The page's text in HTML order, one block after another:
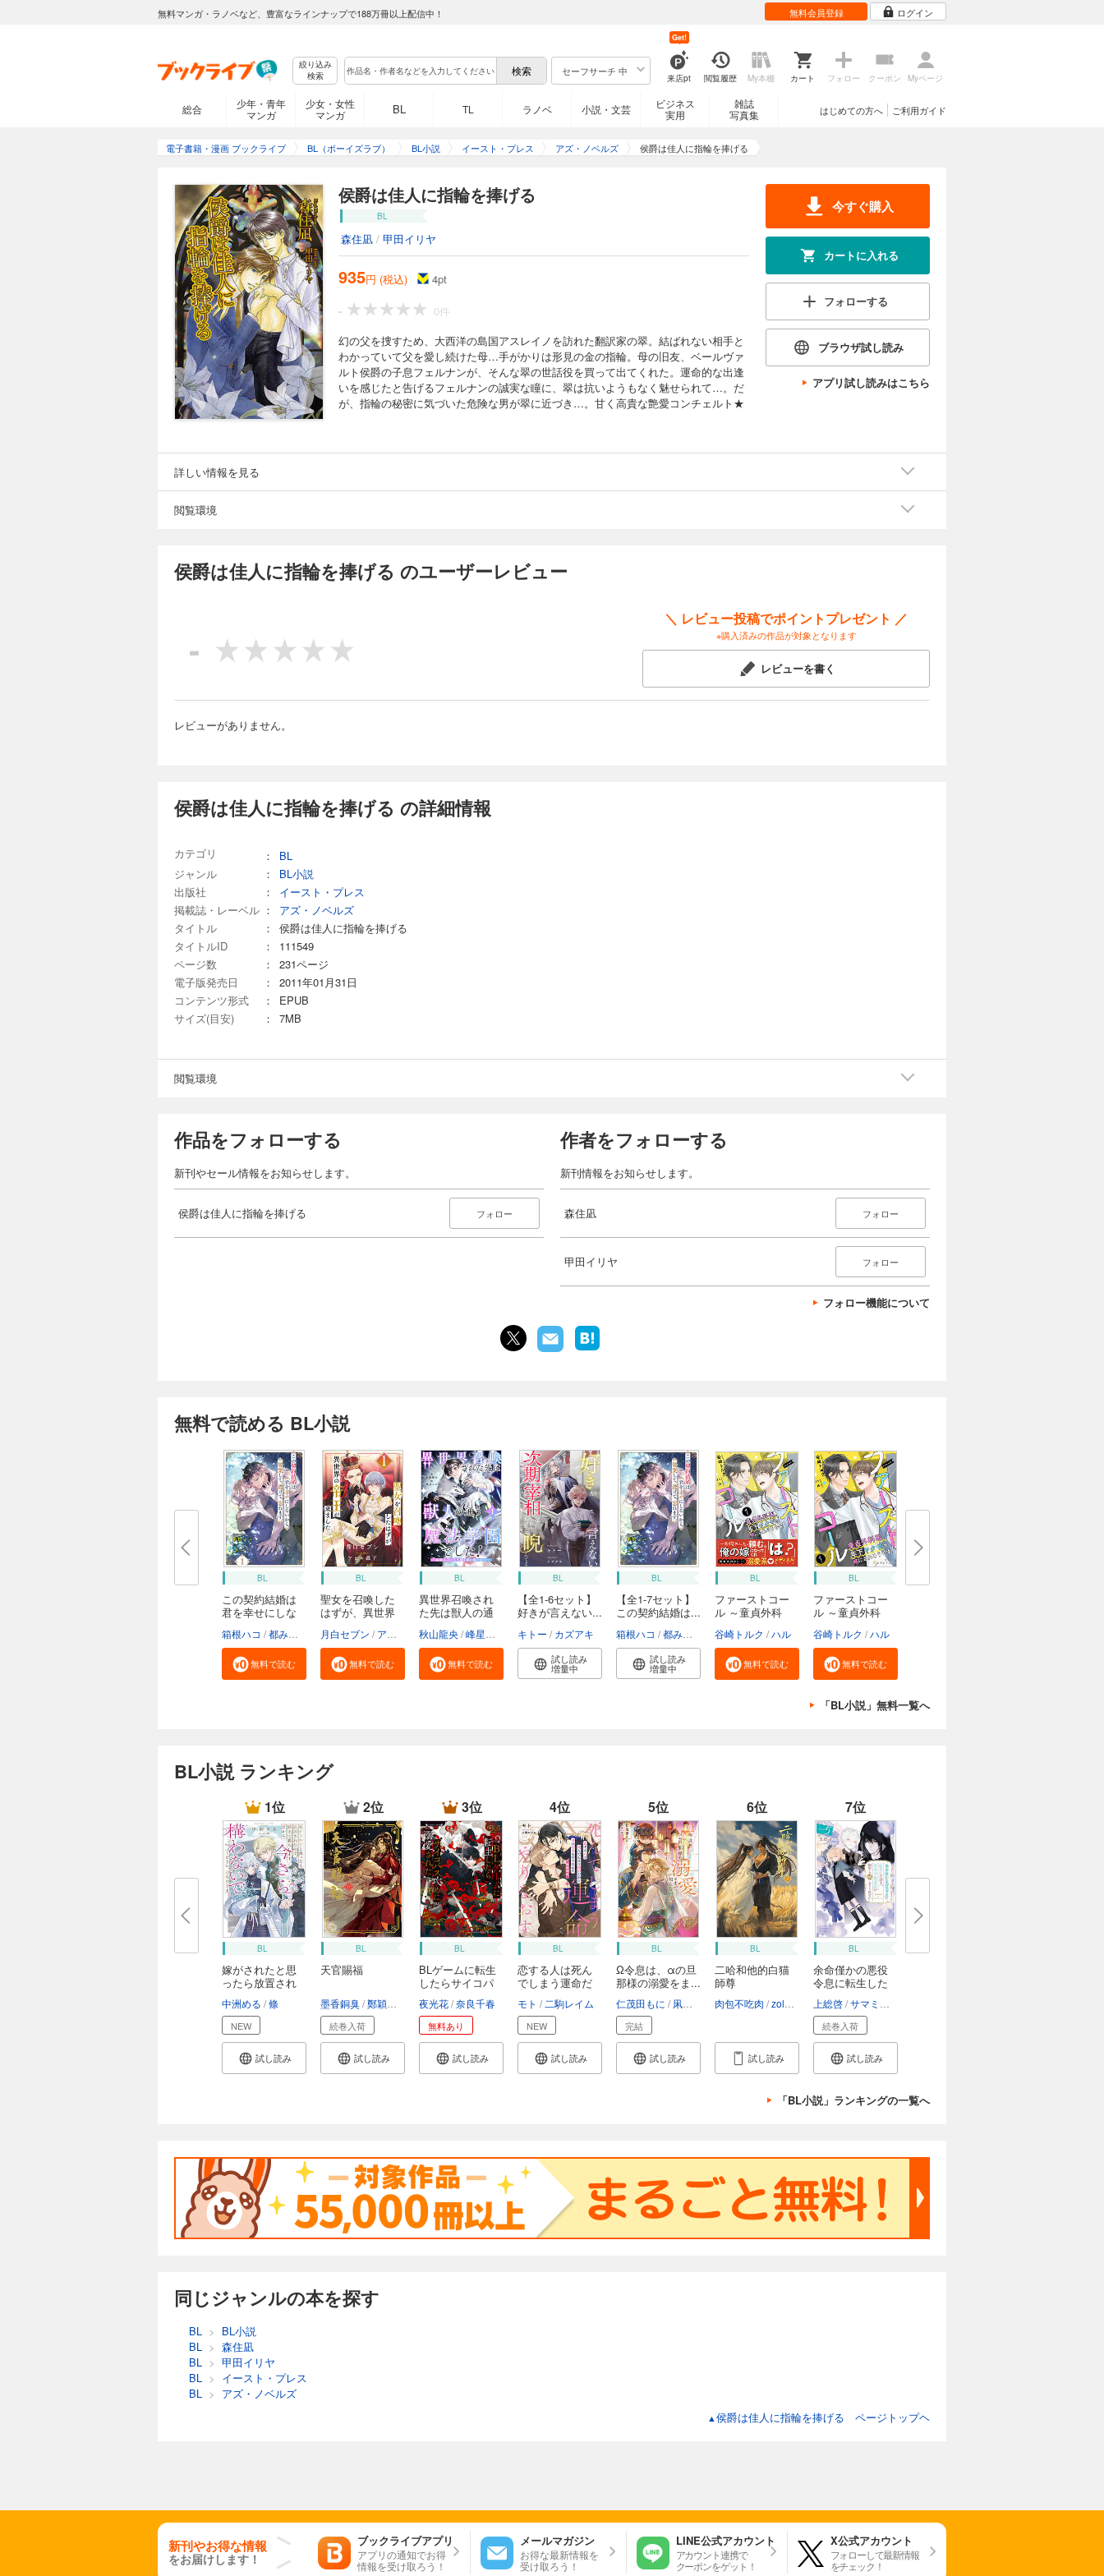
無料マンガ・ラノベなど、豊富なラインナップで188万冊以上配信中！ 無料会員登録 ログイン
絞り込み
検索
セーフサーチ 中
来店pt
Get!
閲覧履歴 My本棚 カート フォロー クーポン Myページ
総合
少年・青年
マンガ
少女・女性
マンガ
BL TL ラノベ 小説・文芸
ビジネス
実用
雑誌
写真集
ご利用ガイド
はじめての方へ
電子書籍・漫画 ブックライブ BL（ボーイズラブ） BL小説 イースト・プレス アズ・ノベルズ 侯爵は佳人に指輪を捧げる
侯爵は佳人に指輪を捧げる
BL
森住凪 / 甲田イリヤ
935円 (税込) 4pt
-
0件
幻の父を捜すため、大西洋の島国アスレイノを訪れた翻訳家の翠。結ばれない相手と
わかっていて父を愛し続けた母…手がかりは形見の金の指輪。母の旧友、ベールヴァ
ルト侯爵の子息フェルナンが、そんな翠の世話役を買って出てくれた。運命的な出逢
いを感じたと告げるフェルナンの誠実な瞳に、翠は抗いようもなく魅せられて…。だ
が、指輪の秘密に気づいた危険な男が翠に近づき…。甘く高貴な艶愛コンチェルト★
今すぐ購入
カートに入れる
フォローする
ブラウザ試し読み
アプリ試し読みはこちら
詳しい情報を見る
閲覧環境
侯爵は佳人に指輪を捧げる のユーザーレビュー
-
＼ レビュー投稿でポイントプレゼント ／
※購入済みの作品が対象となります
レビューを書く
レビューがありません。
侯爵は佳人に指輪を捧げる の詳細情報
カテゴリ ：
BL
ジャンル
：
BL小説
出版社
：
イースト・プレス
掲載誌・レーベル ：
アズ・ノベルズ
タイトル
：
侯爵は佳人に指輪を捧げる
タイトルID
：
111549
ページ数
：
231ページ
電子版発売日
：
2011年01月31日
コンテンツ形式
：
EPUB
サイズ(目安)
： 7MB
閲覧環境
作品をフォローする
新刊やセール情報をお知らせします。
侯爵は佳人に指輪を捧げる フォロー
作者をフォローする
新刊情報をお知らせします。
森住凪 フォロー
甲田イリヤ フォロー
フォロー機能について
無料で読める BL小説
BL
この契約結婚は
君を幸せにしな
箱根ハコ 都みめこ
無料で読む
BL
聖女を召喚した
はずが、異世界
月白セブン アヒル森下
無料で読む
BL
異世界召喚され
た先は獣人の通
秋山龍央 峰星ふる
無料で読む
BL
【全1-6セット】
好きが言えない...
キトー カズアキ
試し読み
増量中
BL
【全1-7セット】
この契約結婚は...
箱根ハコ 都みめこ
試し読み
増量中
BL
ファーストコー
ル ～童貞外科
谷崎トルク ハル
無料で読む
BL
ファーストコー
ル ～童貞外科
谷崎トルク ハル
無料で読む
「BL小説」無料一覧へ
BL小説 ランキング
1位
BL
嫁がされたと思
ったら放置され
中洲める 條
NEW
試し読み
2位
BL
天官賜福
墨香銅臭 鄭穎馨 日出的小太陽
続巻入荷
試し読み
3位
BL
BLゲームに転生
したらサイコパ
夜光花 奈良千春
無料あり
試し読み
4位
BL
恋する人は死ん
でしまう運命だ
モト 二駒レイム
NEW
試し読み
5位
BL
Ω令息は、αの旦
那様の溺愛をま...
仁茂田もに 凩はとば
完結
試し読み
6位
BL
二哈和他的白猫
師尊
肉包不吃肉 zolaida 石原理夏
試し読み
7位
BL
余命僅かの悪役
令息に転生した
上総啓 サマミヤアカザ
続巻入荷
試し読み
「BL小説」ランキングの一覧へ
同じジャンルの本を探す
BL > BL小説
BL > 森住凪
BL > 甲田イリヤ
BL > イースト・プレス
BL > アズ・ノベルズ
▲侯爵は佳人に指輪を捧げる ページトップヘ
新刊やお得な情報
をお届けします！
ブックライブアプリ
アプリの通知でお得
情報を受け取ろう！
メールマガジン
お得な最新情報を
受け取ろう！
LINE公式アカウント
アカウント連携で
クーポンをゲット！
X公式アカウント
フォローして最新情報
をチェック！